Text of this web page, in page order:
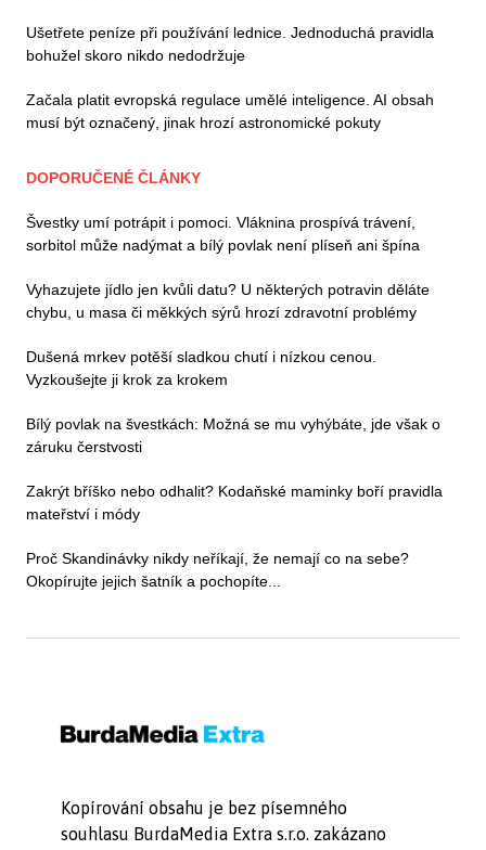
Ušetřete peníze při používání lednice. Jednoduchá pravidla
bohužel skoro nikdo nedodržuje
Začala platit evropská regulace umělé inteligence. AI obsah
musí být označený, jinak hrozí astronomické pokuty
DOPORUČENÉ ČLÁNKY
Švestky umí potrápit i pomoci. Vláknina prospívá trávení,
sorbitol může nadýmat a bílý povlak není plíseň ani špína
Vyhazujete jídlo jen kvůli datu? U některých potravin děláte
chybu, u masa či měkkých sýrů hrozí zdravotní problémy
Dušená mrkev potěší sladkou chutí i nízkou cenou.
Vyzkoušejte ji krok za krokem
Bílý povlak na švestkách: Možná se mu vyhýbáte, jde však o
záruku čerstvosti
Zakrýt bříško nebo odhalit? Kodaňské maminky boří pravidla
mateřství i módy
Proč Skandinávky nikdy neříkají, že nemají co na sebe?
Okopírujte jejich šatník a pochopíte...
Kopírování obsahu je bez písemného
souhlasu BurdaMedia Extra s.r.o. zakázano